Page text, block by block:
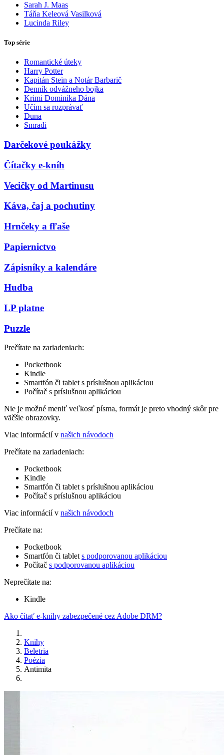
Sarah J. Maas
Táňa Keleová Vasilková
Lucinda Riley
Top série
Romantické úteky
Harry Potter
Kapitán Stein a Notár Barbarič
Denník odvážneho bojka
Krimi Dominika Dána
Učím sa rozprávať
Duna
Smradi
Darčekové poukážky
Čítačky e-kníh
Vecičky od Martinusu
Káva, čaj a pochutiny
Hrnčeky a fľaše
Papiernictvo
Zápisníky a kalendáre
Hudba
LP platne
Puzzle
Prečítate na zariadeniach:
Pocketbook
Kindle
Smartfón či tablet s príslušnou aplikáciou
Počítač s príslušnou aplikáciou
Nie je možné meniť veľkosť písma, formát je preto vhodný skôr pre
väčšie obrazovky.
Viac informácií v našich návodoch
Prečítate na zariadeniach:
Pocketbook
Kindle
Smartfón či tablet s príslušnou aplikáciou
Počítač s príslušnou aplikáciou
Viac informácií v našich návodoch
Prečítate na:
Pocketbook
Smartfón či tablet s podporovanou aplikáciou
Počítač s podporovanou aplikáciou
Neprečítate na:
Kindle
Ako čítať e-knihy zabezpečené cez Adobe DRM?
Knihy
Beletria
Poézia
Antimita